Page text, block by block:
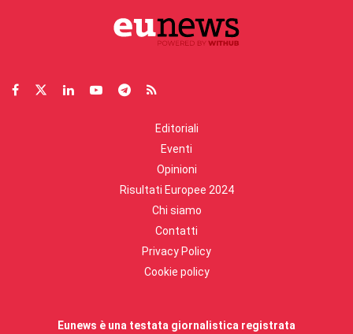
Editoriali
Eventi
Opinioni
Risultati Europee 2024
Chi siamo
Contatti
Privacy Policy
Cookie policy
Eunews è una testata giornalistica registrata